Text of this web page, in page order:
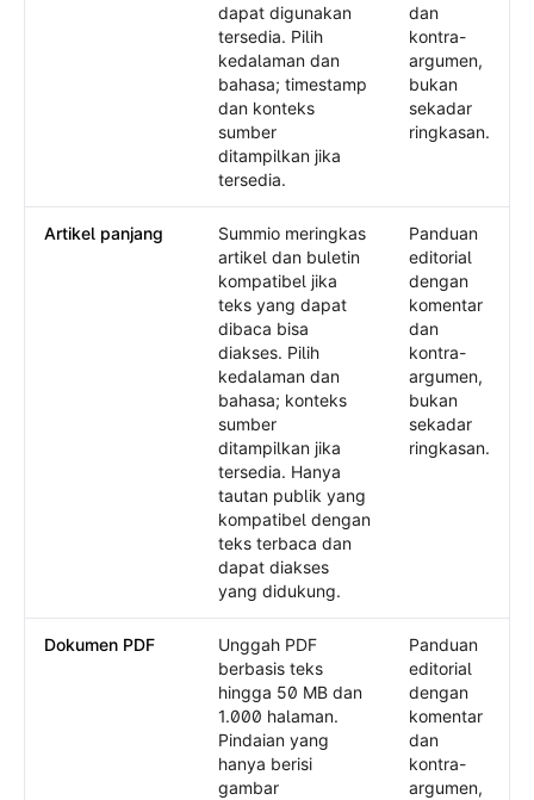
dapat digunakan
tersedia. Pilih
kedalaman dan
bahasa; timestamp
dan konteks
sumber
ditampilkan jika
tersedia.
dan
kontra-
argumen,
bukan
sekadar
ringkasan.
Artikel panjang
Summio meringkas
artikel dan buletin
kompatibel jika
teks yang dapat
dibaca bisa
diakses. Pilih
kedalaman dan
bahasa; konteks
sumber
ditampilkan jika
tersedia. Hanya
tautan publik yang
kompatibel dengan
teks terbaca dan
dapat diakses
yang didukung.
Panduan
editorial
dengan
komentar
dan
kontra-
argumen,
bukan
sekadar
ringkasan.
Dokumen PDF
Unggah PDF
berbasis teks
hingga 50 MB dan
1.000 halaman.
Pindaian yang
hanya berisi
gambar
Panduan
editorial
dengan
komentar
dan
kontra-
argumen,